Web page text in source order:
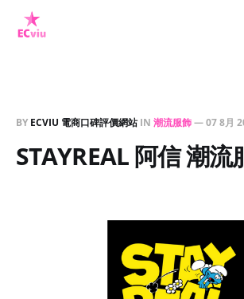
BY ECVIU 電商口碑評價網站IN 潮流服飾—07 8月
STAYREAL 阿信 潮流